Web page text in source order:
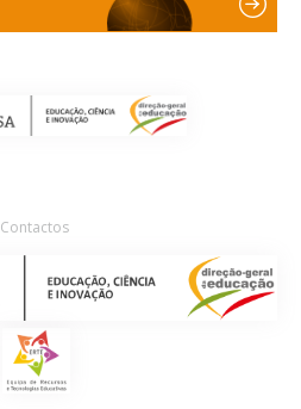
Contactos